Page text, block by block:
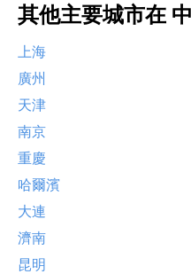
其他主要城市在
上海
廣州
天津
南京
重慶
哈爾濱
大連
濟南
昆明